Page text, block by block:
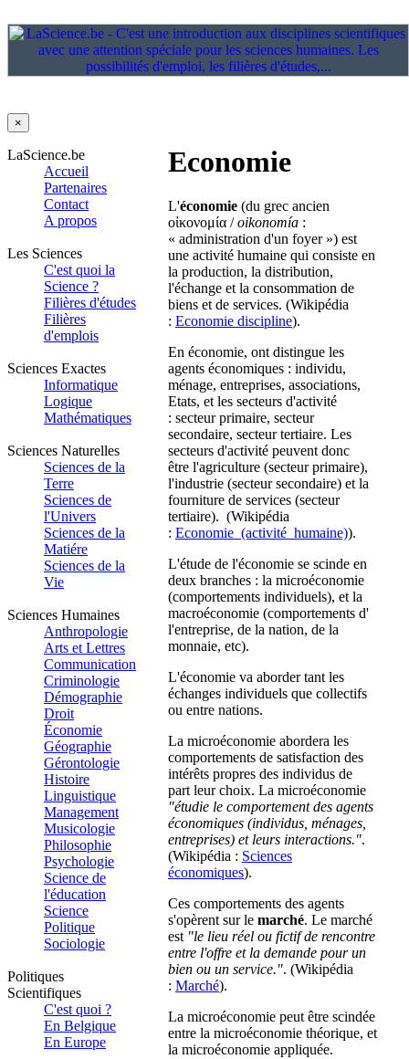
×
LaScience.be
Accueil
Partenaires
Contact
A propos
Les Sciences
C'est quoi la
Science ?
Filières d'études
Filières
d'emplois
Sciences Exactes
Informatique
Logique
Mathématiques
Sciences Naturelles
Sciences de la
Terre
Sciences de
l'Univers
Sciences de la
Matiére
Sciences de la
Vie
Sciences Humaines
Anthropologie
Arts et Lettres
Communication
Criminologie
Démographie
Droit
Économie
Géographie
Gérontologie
Histoire
Linguistique
Management
Musicologie
Philosophie
Psychologie
Science de
l'éducation
Science
Politique
Sociologie
Politiques
Scientifiques
C'est quoi ?
En Belgique
En Europe
Economie
L'économie (du grec ancien
οἰκονομία /oikonomía :
« administration d'un foyer ») est
une activité humaine qui consiste en
la production, la distribution,
l'échange et la consommation de
biens et de services. (Wikipédia
: Economie discipline).
En économie, ont distingue les
agents économiques : individu,
ménage, entreprises, associations,
Etats, et les secteurs d'activité
: secteur primaire, secteur
secondaire, secteur tertiaire. Les
secteurs d'activité peuvent donc
être l'agriculture (secteur primaire),
l'industrie (secteur secondaire) et la
fourniture de services (secteur
tertiaire). (Wikipédia
: Economie_(activité_humaine)).
L'étude de l'économie se scinde en
deux branches : la microéconomie
(comportements individuels), et la
macroéconomie (comportements d'
l'entreprise, de la nation, de la
monnaie, etc).
L'économie va aborder tant les
échanges individuels que collectifs
ou entre nations.
La microéconomie abordera les
comportements de satisfaction des
intérêts propres des individus de
part leur choix. La microéconomie
"étudie le comportement des agents
économiques (individus, ménages,
entreprises) et leurs interactions.".
(Wikipédia : Sciences
économiques).
Ces comportements des agents
s'opèrent sur le marché. Le marché
est "le lieu réel ou fictif de rencontre
entre l'offre et la demande pour un
bien ou un service.". (Wikipédia
: Marché).
La microéconomie peut être scindée
entre la microéconomie théorique, et
la microéconomie appliquée.